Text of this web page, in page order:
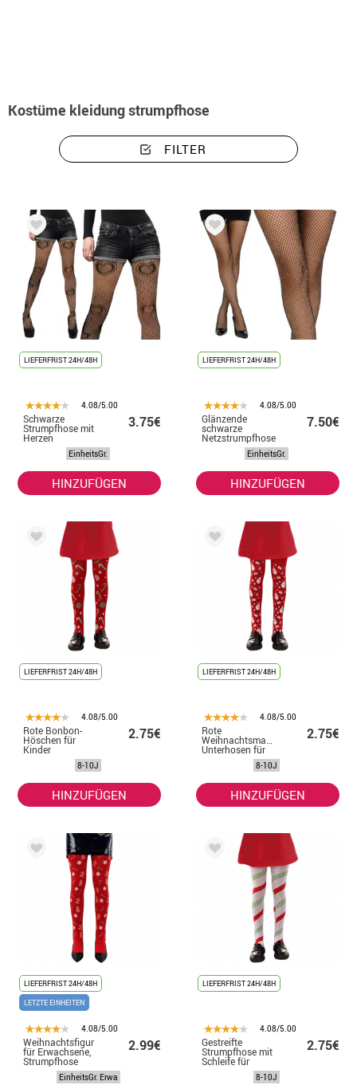
Kostüme kleidung strumpfhose
FILTER
LIEFERFRIST 24H/48H
4.08/5.00
Schwarze
Strumpfhose mit
Herzen
3.75€
EinheitsGr.
HINZUFÜGEN
LIEFERFRIST 24H/48H
4.08/5.00
Glänzende
schwarze
Netzstrumpfhose
7.50€
EinheitsGr.
HINZUFÜGEN
LIEFERFRIST 24H/48H
4.08/5.00
Rote Bonbon-
Höschen für
Kinder
2.75€
8-10J
HINZUFÜGEN
LIEFERFRIST 24H/48H
4.08/5.00
Rote
Weihnachtsmann-
Unterhosen für
2.75€
8-10J
HINZUFÜGEN
LIEFERFRIST 24H/48H
LETZTE EINHEITEN
4.08/5.00
Weihnachtsfigur
für Erwachsene,
Strumpfhose
2.99€
EinheitsGr. Erwa
LIEFERFRIST 24H/48H
4.08/5.00
Gestreifte
Strumpfhose mit
Schleife für
Weihnachten
2.75€
8-10J